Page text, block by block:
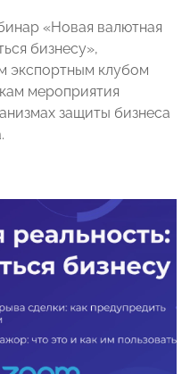
«Новая валютная
бизнесу»,
экспортным клубом
мероприятия
защиты бизнеса